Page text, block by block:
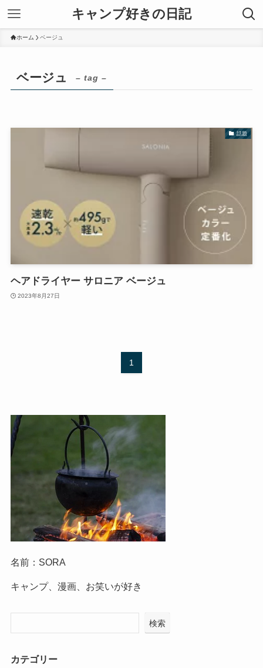
キャンプ好きの日記
ホーム ベージュ
ベージュ – tag –
話題
ヘアドライヤー サロニア ベージュ
2023年8月27日
1
名前：SORA
キャンプ、漫画、お笑いが好き
検索
カテゴリー